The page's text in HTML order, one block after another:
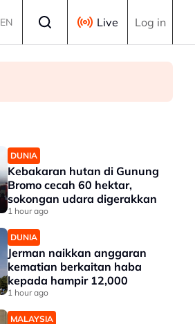
EN Live Log in
DUNIA
Kebakaran hutan di Gunung
Bromo cecah 60 hektar,
sokongan udara digerakkan
1 hour ago
DUNIA
Jerman naikkan anggaran
kematian berkaitan haba
kepada hampir 12,000
1 hour ago
MALAYSIA